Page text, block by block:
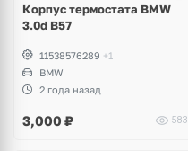
Корпус термостата BMW
3.0d B57
11538576289 +1
BMW
2 года назад
3,000 ₽ 583